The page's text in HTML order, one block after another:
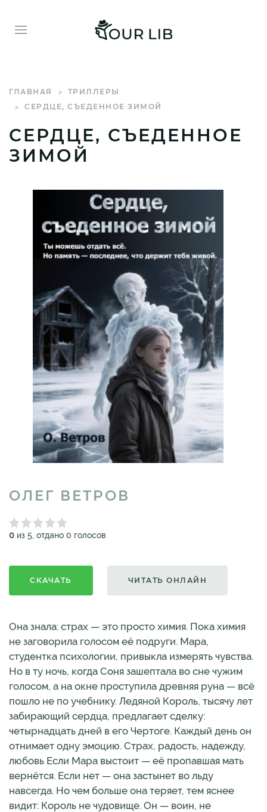
ГЛАВНАЯ
ТРИЛЛЕРЫ
СЕРДЦЕ, СЪЕДЕННОЕ ЗИМОЙ
СЕРДЦЕ, СЪЕДЕННОЕ
ЗИМОЙ
ОЛЕГ ВЕТРОВ
0 из 5, отдано 0 голосов
СКАЧАТЬ ЧИТАТЬ ОНЛАЙН
Она знала: страх — это просто химия. Пока химия
не заговорила голосом её подруги. Мара,
студентка психологии, привыкла измерять чувства.
Но в ту ночь, когда Соня зашептала во сне чужим
голосом, а на окне проступила древняя руна — всё
пошло не по учебнику. Ледяной Король, тысячу лет
забирающий сердца, предлагает сделку:
четырнадцать дней в его Чертоге. Каждый день он
отнимает одну эмоцию. Страх, радость, надежду,
любовь Если Мара выстоит — её пропавшая мать
вернётся. Если нет — она застынет во льду
навсегда. Но чем больше она теряет, тем яснее
видит: Король не чудовище. Он — воин, не